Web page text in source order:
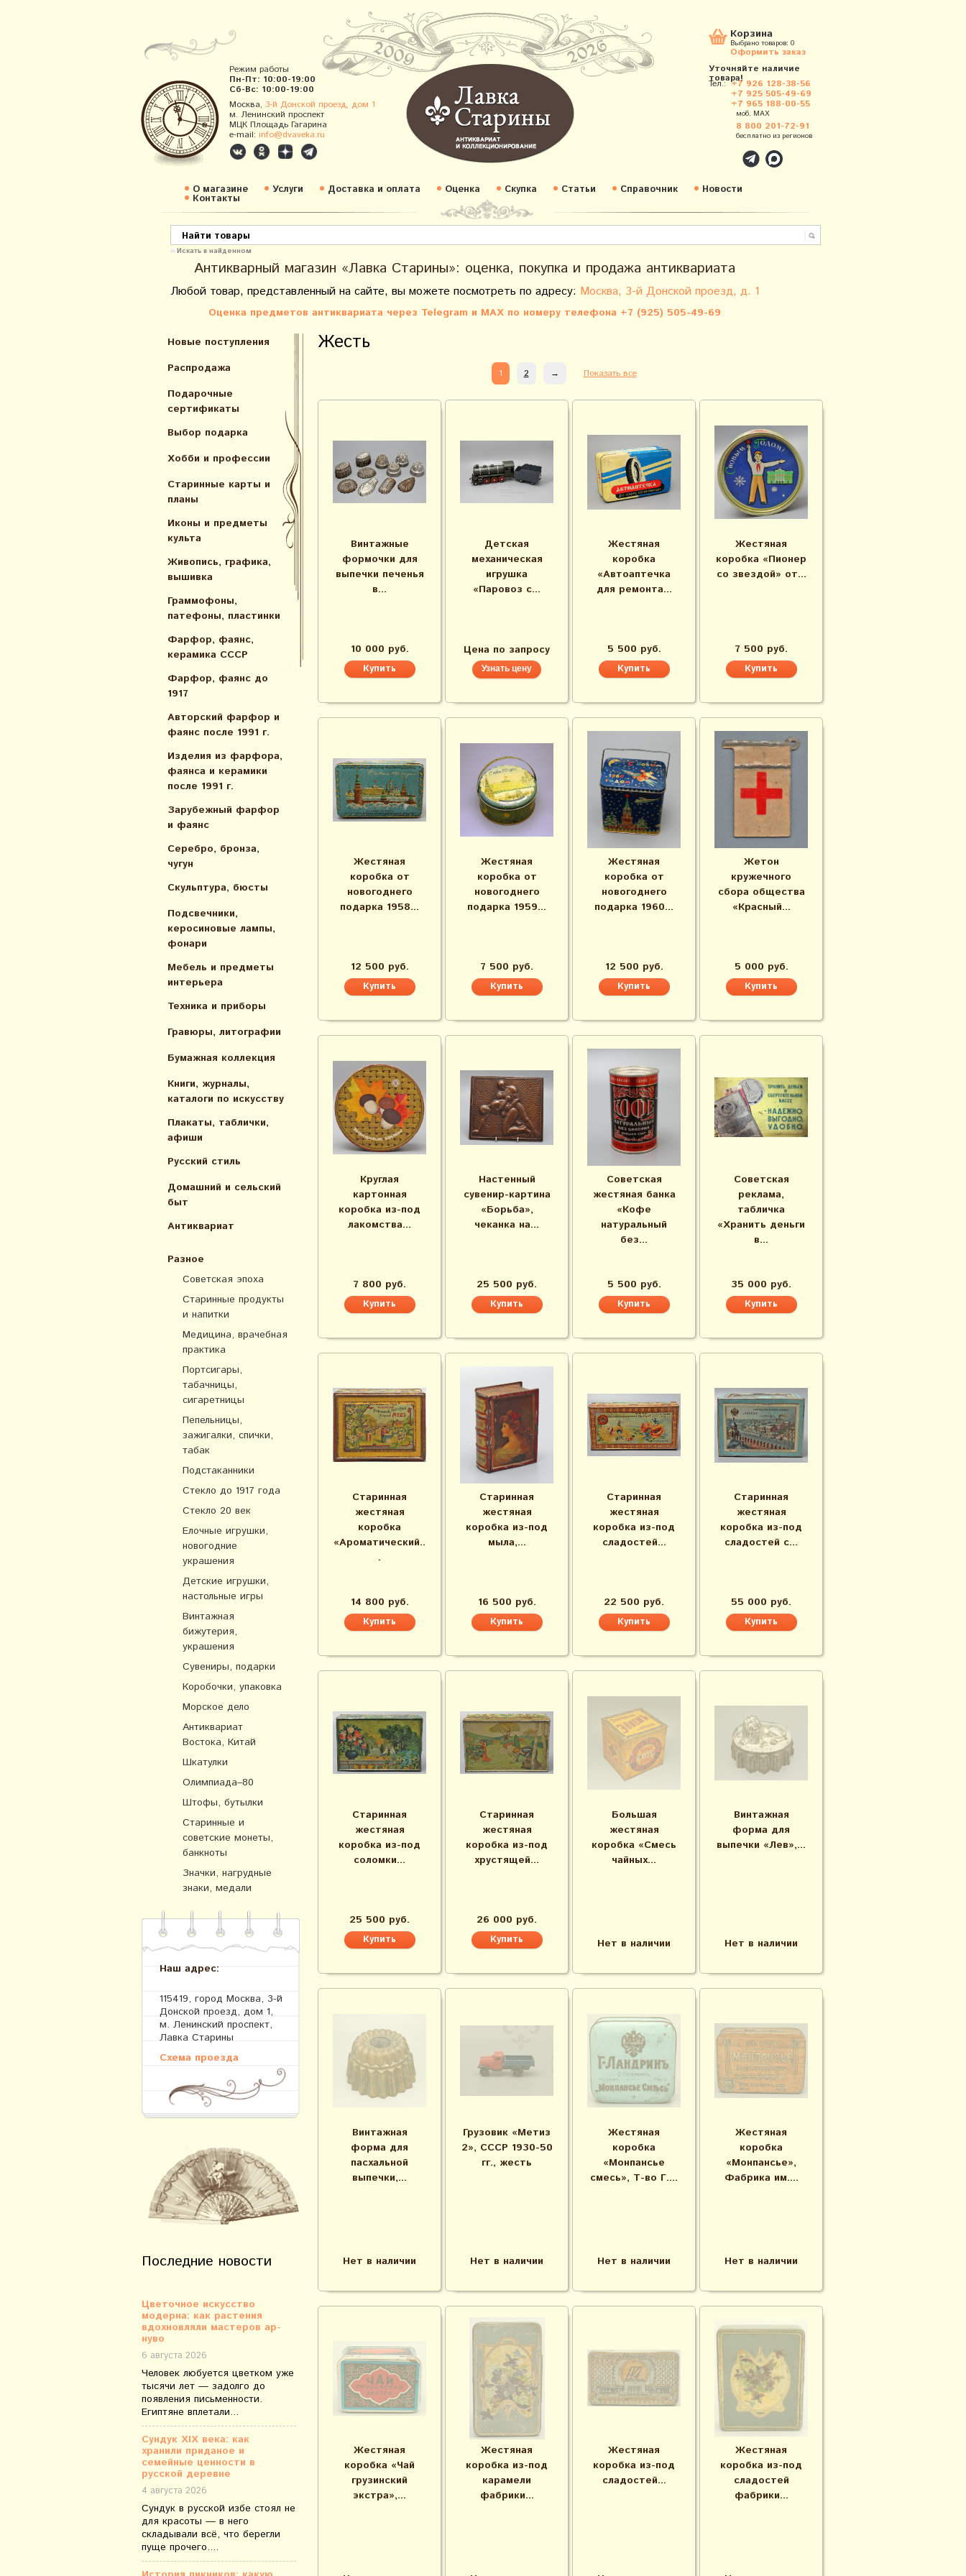
Режим работы
Пн-Пт: 10:00-19:00
Сб-Вс: 10:00-19:00
Москва, 3-й Донской проезд, дом 1
м. Ленинский проспект
МЦК Площадь Гагарина
e-mail: info@dvaveka.ru
Корзина
Выбрано товаров: 0
Оформить заказ
Уточняйте наличие
товара!
Тел.: +7 926 128-38-56
+7 925 505-49-69
+7 965 188-00-55
моб. MAX
8 800 201-72-91
бесплатно из регионов
О магазине Услуги Доставка и оплата Оценка Скупка Статьи Справочник Новости
Контакты
Искать в найденном
Антикварный магазин «Лавка Старины»: оценка, покупка и продажа антиквариата
Любой товар, представленный на сайте, вы можете посмотреть по адресу: Москва, 3-й Донской проезд, д. 1
Оценка предметов антиквариата через Telegram и MAX по номеру телефона +7 (925) 505-49-69
Новые поступления
Распродажа
Подарочные
сертификаты
Выбор подарка
Хобби и профессии
Старинные карты и
планы
Иконы и предметы
культа
Живопись, графика,
вышивка
Граммофоны,
патефоны, пластинки
Фарфор, фаянс,
керамика СССР
Фарфор, фаянс до
1917
Авторский фарфор и
фаянс после 1991 г.
Изделия из фарфора,
фаянса и керамики
после 1991 г.
Зарубежный фарфор
и фаянс
Серебро, бронза,
чугун
Скульптура, бюсты
Подсвечники,
керосиновые лампы,
фонари
Мебель и предметы
интерьера
Техника и приборы
Гравюры, литографии
Бумажная коллекция
Книги, журналы,
каталоги по искусcтву
Плакаты, таблички,
афиши
Русский стиль
Домашний и сельский
быт
Антиквариат
Разное
Советская эпоха
Старинные продукты
и напитки
Медицина, врачебная
практика
Портсигары,
табачницы,
сигаретницы
Пепельницы,
зажигалки, спички,
табак
Подстаканники
Стекло до 1917 года
Стекло 20 век
Елочные игрушки,
новогодние
украшения
Детские игрушки,
настольные игры
Винтажная
бижутерия,
украшения
Сувениры, подарки
Коробочки, упаковка
Морское дело
Антиквариат
Востока, Китай
Шкатулки
Олимпиада–80
Штофы, бутылки
Старинные и
советские монеты,
банкноты
Значки, нагрудные
знаки, медали
Наш адрес:
115419, город Москва, 3-й
Донской проезд, дом 1,
м. Ленинский проспект,
Лавка Старины
Схема проезда
Последние новости
Цветочное искусство
модерна: как растения
вдохновляли мастеров ар-
нуво
6 августа 2026
Человек любуется цветком уже
тысячи лет — задолго до
появления письменности.
Египтяне вплетали...
Сундук XIX века: как
хранили приданое и
семейные ценности в
русской деревне
4 августа 2026
Сундук в русской избе стоял не
для красоты — в него
складывали всё, что берегли
пуще прочего....
Жесть
1 2 → Показать все
Винтажные
формочки для
выпечки печенья
в...
10 000 руб.
Детская
механическая
игрушка
«Паровоз с...
Цена по запросу
Узнать цену
Жестяная
коробка
«Автоаптечка
для ремонта...
5 500 руб.
Жестяная
коробка «Пионер
со звездой» от...
7 500 руб.
Жестяная
коробка от
новогоднего
подарка 1958...
12 500 руб.
Жестяная
коробка от
новогоднего
подарка 1959...
7 500 руб.
Жестяная
коробка от
новогоднего
подарка 1960...
12 500 руб.
Жетон
кружечного
сбора общества
«Красный...
5 000 руб.
Круглая
картонная
коробка из-под
лакомства...
7 800 руб.
Настенный
сувенир-картина
«Борьба»,
чеканка на...
25 500 руб.
Советская
жестяная банка
«Кофе
натуральный
без...
5 500 руб.
Советская
реклама,
табличка
«Хранить деньги
в...
35 000 руб.
Старинная
жестяная
коробка
«Ароматический..
.
14 800 руб.
Старинная
жестяная
коробка из-под
мыла,...
16 500 руб.
Старинная
жестяная
коробка из-под
сладостей...
22 500 руб.
Старинная
жестяная
коробка из-под
сладостей с...
55 000 руб.
Старинная
жестяная
коробка из-под
соломки...
25 500 руб.
Старинная
жестяная
коробка из-под
хрустящей...
26 000 руб.
Большая
жестяная
коробка «Смесь
чайных...
Нет в наличии
Винтажная
форма для
выпечки «Лев»,...
Нет в наличии
Винтажная
форма для
пасхальной
выпечки,...
Нет в наличии
Грузовик «Метиз
2», СССР 1930-50
гг., жесть
Нет в наличии
Жестяная
коробка
«Монпансье
смесь», Т-во Г....
Нет в наличии
Жестяная
коробка
«Монпансье»,
Фабрика им....
Нет в наличии
Жестяная
коробка «Чай
грузинский
экстра»,...
Жестяная
коробка из-под
карамели
фабрики...
Жестяная
коробка из-под
сладостей...
Жестяная
коробка из-под
сладостей
фабрики...